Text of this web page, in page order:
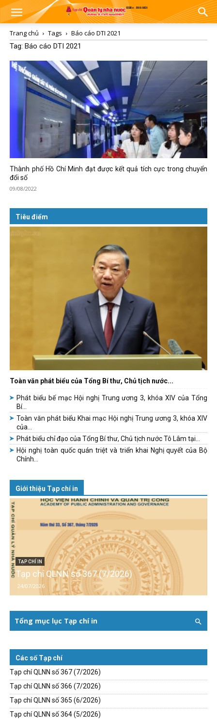
Trang chủ Tags
Báo cáo DTI 2021
Tag: Báo cáo DTI 2021
Thành phố Hồ Chí Minh đạt được kết quả tích cực trong chuyển
đổi số
09/08/2022
Tiêu điểm
Toàn văn phát biểu của Tổng Bí thư, Chủ tịch nước...
Phát biểu bế mạc Hội nghị Trung ương 3, khóa XIV của Tổng
Bí...
Toàn văn phát biểu Khai mạc Hội nghị Trung ương 3, khóa XIV
của...
Phát biểu chỉ đạo của Tổng Bí thư, Chủ tịch nước Tô Lâm tại...
Hội nghị toàn quốc quán triệt và triển khai Nghị quyết của Bộ
Chính...
Giới thiệu Tạp chí in
TẠP CHÍ IN
Tạp chí QLNN số 367 (7/2026)
24/07/2026
Tổng mục lục Tạp chí in
Các số Tạp chí
Tạp chí QLNN số 367 (7/2026)
Tạp chí QLNN số 366 (7/2026)
Tạp chí QLNN số 365 (6/2026)
Tạp chí QLNN số 364 (5/2026)